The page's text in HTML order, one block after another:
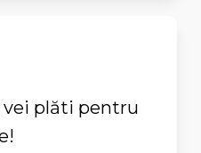
vei plăti pentru